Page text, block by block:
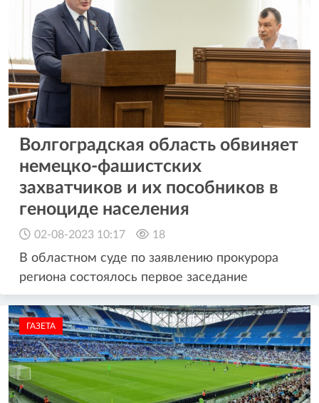
Волгоградская область обвиняет
немецко-фашистских
захватчиков и их пособников в
геноциде населения
02-08-2023 10:17 18
В областном суде по заявлению прокурора
региона состоялось первое заседание
ГАЗЕТА